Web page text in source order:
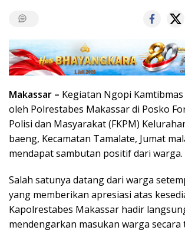
Makassar – Kegiatan Ngopi
oleh Polrestabes Makassar di Posko
Polisi dan Masyarakat (FKPM)
baeng, Kecamatan Tamalate, Jumat
mendapat sambutan positif dari warga.
Salah satunya datang dari warga
yang memberikan apresiasi atas
Kapolrestabes Makassar hadir
mendengarkan masukan warga secara